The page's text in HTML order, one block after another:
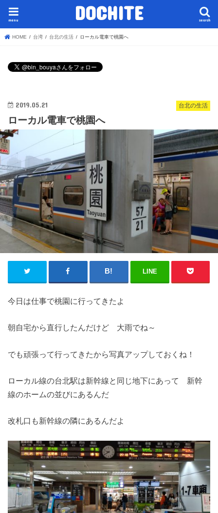
DOCHITE search
menu
HOME 台湾 台北の生活 ローカル電車で桃園へ
台北の生活
2019.05.21
ローカル電車で桃園へ
LINE
今日は仕事で桃園に行ってきたよ
朝自宅から直行したんだけど 大雨でね～
でも頑張って行ってきたから写真アップしておくね！
ローカル線の台北駅は新幹線と同じ地下にあって 新幹
線のホームの並びにあるんだ
改札口も新幹線の隣にあるんだよ